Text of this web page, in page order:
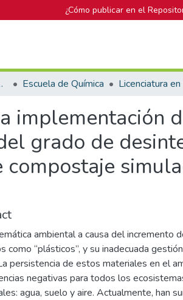
¿Cómo publicar en el
Ferrer Escuela de Química
implementación
grado de
ambiental a causa del incremento
como “plásticos”, y su inadecuada
persistencia de estos materiales en el
negativas para todos los
agua, suelo y aire. Actualmente, han